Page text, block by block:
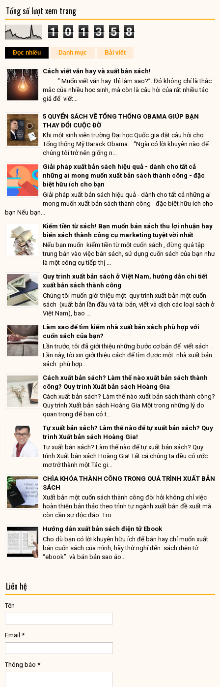
Tổng số lượt xem trang
1 0 1 3 5 8
Đọc nhiều Danh mục Bài viết
Cách viết văn hay và xuất bản sách!
“ Muốn viết văn hay thì làm sao?”. Đó không chỉ là thắc
mắc của nhiều học sinh, mà còn là câu hỏi của rất nhiều tác
giả để viết...
5 QUYỂN SÁCH VỀ TỔNG THỐNG OBAMA GIÚP BẠN
THAY ĐỔI CUỘC ĐỜ
Khi một sinh viên trường Đại học Quốc gia đặt câu hỏi cho
Tổng thống Mỹ Barack Obama: “Ngài có lời khuyên nào để
chúng tôi trở nên giống n...
Giải pháp xuất bản sách hiệu quả - dành cho tất cả
những ai mong muốn xuất bản sách thành công - đặc
biệt hữu ích cho bạn
Giải pháp xuất bản sách hiệu quả - dành cho tất cả những ai
mong muốn xuất bản sách thành công - đặc biệt hữu ích cho
bạn Nếu bạn...
Kiếm tiền từ sách! Bạn muốn bán sách thu lợi nhuận hay
biến sách thành công cụ marketing tuyệt vời nhất
Nếu bạn muốn kiếm tiền từ một cuốn sách , đừng quá tập
trung bán vào việc bán sách, sử dụng cuốn sách của bạn như
là một công cụ tiếp thị ...
Quy trình xuất bản sách ở Việt Nam, hướng dẫn chi tiết
xuất bản sách thành công
Chúng tôi muốn giới thiệu một quy trình xuất bản một cuốn
sách (xuất bản lần đầu và tái bản, viết và dịch các loại sách ở
Việt Nam), bao ...
Làm sao để tìm kiếm nhà xuất bản sách phù hợp với
cuốn sách của bạn?
Lần trước, tôi đã giới thiệu những bước cơ bản để viết sách .
Lần này, tôi xin giới thiệu cách để tìm được một nhà xuất bản
sách phù hợp...
Cách xuất bản sách? Làm thế nào xuất bản sách thành
công? Quy trình Xuất bản sách Hoàng Gia
Cách xuất bản sách? Làm thế nào xuất bản sách thành công?
Quy trình Xuất bản sách Hoàng Gia Một trong những lý do
quan trọng để bạn có t...
Tự xuất bản sách? Làm thế nào để tự xuất bản sách? Quy
trình Xuất bản sách Hoàng Gia!
Tự xuất bản sách? Làm thế nào để tự xuất bản sách? Quy
trình Xuất bản sách Hoàng Gia! Tất cả chúng ta đều có ước
mơ trở thành một Tác gi...
CHÌA KHÓA THÀNH CÔNG TRONG QUÁ TRÌNH XUẤT BẢN
SÁCH
Xuất bản một cuốn sách thành công đòi hỏi không chỉ việc
hoàn thiện bản thảo theo trình tự ngành xuất bản đề xuất mà
còn cần sự độc đáo. Tro...
Hướng dẫn xuất bản sách điện tử Ebook
Cho dù bạn có lời khuyên hữu ích để bán hay chỉ muốn xuất
bản cuốn sách của mình, hãy thử nghĩ đến sách điện tử
“ebook” và bán bản sao ảo...
Liên hệ
Tên
Email *
Thông báo *